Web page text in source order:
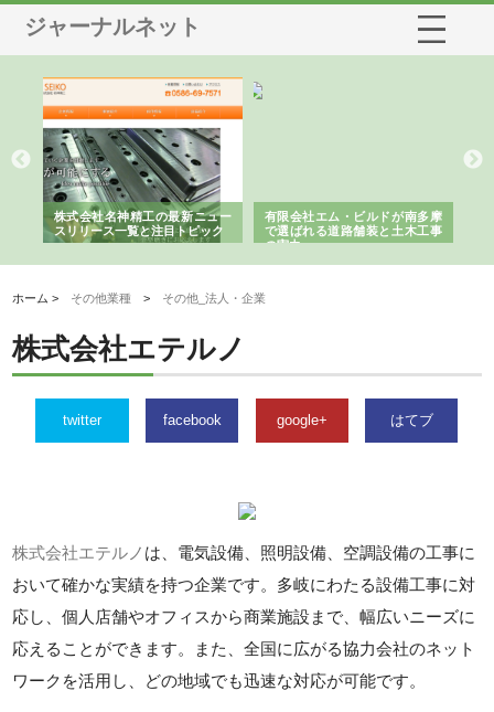
ジャーナルネット
株式会社名神精工の最新ニュー
スリリース一覧と注目トピック
有限会社エム・ビルドが南多摩
で選ばれる道路舗装と土木工事
の実力
ホーム > その他業種 > その他_法人・企業
株式会社エテルノ
twitter facebook google+ はてブ
株式会社エテルノ は、電気設備、照明設備、空調設備の工事に
おいて確かな実績を持つ企業です。多岐にわたる設備工事に対
応し、個人店舗やオフィスから商業施設まで、幅広いニーズに
応えることができます。また、全国に広がる協力会社のネット
ワークを活用し、どの地域でも迅速な対応が可能です。